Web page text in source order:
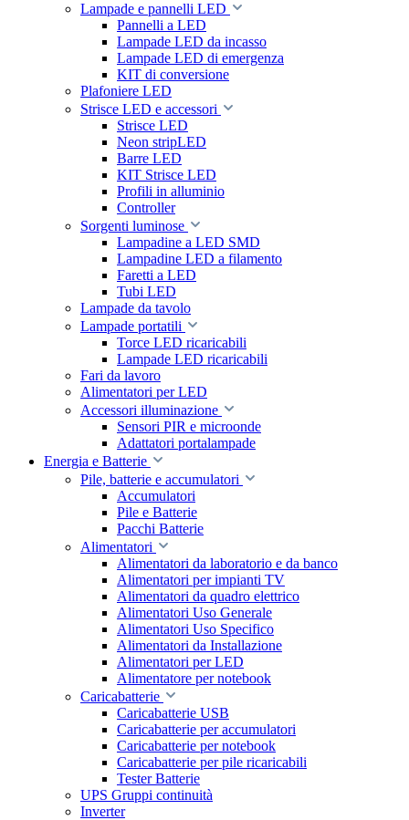
Lampade e pannelli LED
Pannelli a LED
Lampade LED da incasso
Lampade LED di emergenza
KIT di conversione
Plafoniere LED
Strisce LED e accessori
Strisce LED
Neon stripLED
Barre LED
KIT Strisce LED
Profili in alluminio
Controller
Sorgenti luminose
Lampadine a LED SMD
Lampadine LED a filamento
Faretti a LED
Tubi LED
Lampade da tavolo
Lampade portatili
Torce LED ricaricabili
Lampade LED ricaricabili
Fari da lavoro
Alimentatori per LED
Accessori illuminazione
Sensori PIR e microonde
Adattatori portalampade
Energia e Batterie
Pile, batterie e accumulatori
Accumulatori
Pile e Batterie
Pacchi Batterie
Alimentatori
Alimentatori da laboratorio e da banco
Alimentatori per impianti TV
Alimentatori da quadro elettrico
Alimentatori Uso Generale
Alimentatori Uso Specifico
Alimentatori da Installazione
Alimentatori per LED
Alimentatore per notebook
Caricabatterie
Caricabatterie USB
Caricabatterie per accumulatori
Caricabatterie per notebook
Caricabatterie per pile ricaricabili
Tester Batterie
UPS Gruppi continuità
Inverter